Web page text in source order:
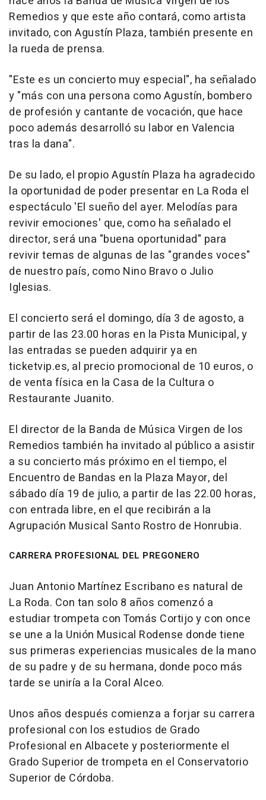
Remedios y que este año contará, como artista
invitado, con Agustín Plaza, también presente en
la rueda de prensa.
"Este es un concierto muy especial", ha señalado
y "más con una persona como Agustín, bombero
de profesión y cantante de vocación, que hace
poco además desarrolló su labor en Valencia
tras la dana".
De su lado, el propio Agustín Plaza ha agradecido
la oportunidad de poder presentar en La Roda el
espectáculo 'El sueño del ayer. Melodías para
revivir emociones' que, como ha señalado el
director, será una "buena oportunidad" para
revivir temas de algunas de las "grandes voces"
de nuestro país, como Nino Bravo o Julio
Iglesias.
El concierto será el domingo, día 3 de agosto, a
partir de las 23.00 horas en la Pista Municipal, y
las entradas se pueden adquirir ya en
ticketvip.es, al precio promocional de 10 euros, o
de venta física en la Casa de la Cultura o
Restaurante Juanito.
El director de la Banda de Música Virgen de los
Remedios también ha invitado al público a asistir
a su concierto más próximo en el tiempo, el
Encuentro de Bandas en la Plaza Mayor, del
sábado día 19 de julio, a partir de las 22.00 horas,
con entrada libre, en el que recibirán a la
Agrupación Musical Santo Rostro de Honrubia.
CARRERA PROFESIONAL DEL PREGONERO
Juan Antonio Martínez Escribano es natural de
La Roda. Con tan solo 8 años comenzó a
estudiar trompeta con Tomás Cortijo y con once
se une a la Unión Musical Rodense donde tiene
sus primeras experiencias musicales de la mano
de su padre y de su hermana, donde poco más
tarde se uniría a la Coral Alceo.
Unos años después comienza a forjar su carrera
profesional con los estudios de Grado
Profesional en Albacete y posteriormente el
Grado Superior de trompeta en el Conservatorio
Superior de Córdoba.